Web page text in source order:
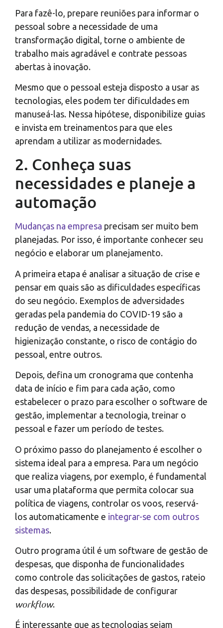
Para fazê-lo, prepare reuniões para informar o
pessoal sobre a necessidade de uma
transformação digital, torne o ambiente de
trabalho mais agradável e contrate pessoas
abertas à inovação.
Mesmo que o pessoal esteja disposto a usar as
tecnologias, eles podem ter dificuldades em
manuseá-las. Nessa hipótese, disponibilize guias
e invista em treinamentos para que eles
aprendam a utilizar as modernidades.
2. Conheça suas
necessidades e planeje a
automação
Mudanças na empresa precisam ser muito bem
planejadas. Por isso, é importante conhecer seu
negócio e elaborar um planejamento.
A primeira etapa é analisar a situação de crise e
pensar em quais são as dificuldades específicas
do seu negócio. Exemplos de adversidades
geradas pela pandemia do COVID-19 são a
redução de vendas, a necessidade de
higienização constante, o risco de contágio do
pessoal, entre outros.
Depois, defina um cronograma que contenha
data de início e fim para cada ação, como
estabelecer o prazo para escolher o software de
gestão, implementar a tecnologia, treinar o
pessoal e fazer um período de testes.
O próximo passo do planejamento é escolher o
sistema ideal para a empresa. Para um negócio
que realiza viagens, por exemplo, é fundamental
usar uma plataforma que permita colocar sua
política de viagens, controlar os voos, reservá-
los automaticamente e integrar-se com outros
sistemas.
Outro programa útil é um software de gestão de
despesas, que disponha de funcionalidades
como controle das solicitações de gastos, rateio
das despesas, possibilidade de configurar
workflow.
É interessante que as tecnologias sejam